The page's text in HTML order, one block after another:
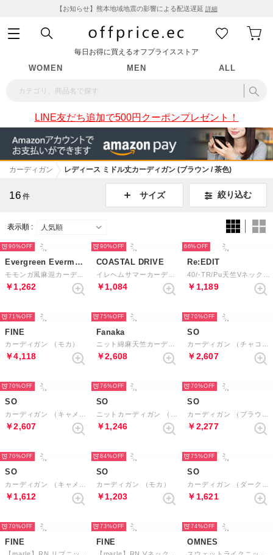
【お知らせ】熊本地域地震の影響による配送遅延 詳細
毎日お得に買えるオフプライスストア
WOMEN MEN ALL
LINE友だち追加で500円クーポンプレゼント！
カーディガン レディース ミドル丈カーディガン (ブラウン / 茶色)
16 件 サイズ 絞り込む
表示順 :
90%
Evergreen Evermore
￥1,262
90%
COASTAL DRIVE
￥1,084
66%
Re:EDIT
￥1,189
71%
FINE
カーディガン （モカ）
￥4,118
75%
Fanaka
￥2,608
70%
SO
￥2,607
70%
SO
￥2,607
76%
SO
￥1,246
70%
SO
￥2,277
70%
SO
￥1,612
84%
SO
カーディガン （モカ）
￥1,203
75%
SO
￥1,621
70%
FINE
73%
FINE
74%
OMNES